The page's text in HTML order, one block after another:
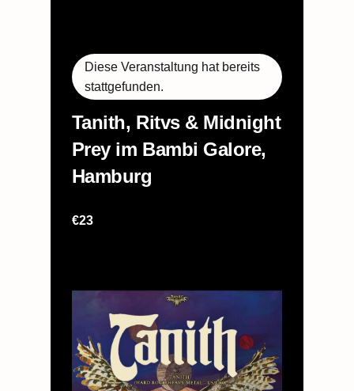
Diese Veranstaltung hat bereits
stattgefunden.
Tanith, Ritvs & Midnight
Prey im Bambi Galore,
Hamburg
€23